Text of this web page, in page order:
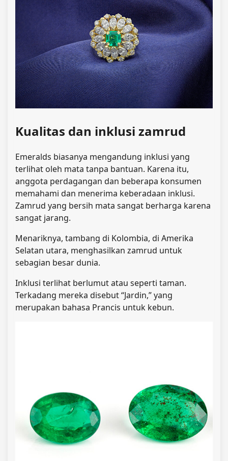
Kualitas dan inklusi zamrud
Emeralds biasanya mengandung inklusi yang
terlihat oleh mata tanpa bantuan. Karena itu,
anggota perdagangan dan beberapa konsumen
memahami dan menerima keberadaan inklusi.
Zamrud yang bersih mata sangat berharga karena
sangat jarang.
Menariknya, tambang di Kolombia, di Amerika
Selatan utara, menghasilkan zamrud untuk
sebagian besar dunia.
Inklusi terlihat berlumut atau seperti taman.
Terkadang mereka disebut “Jardin,” yang
merupakan bahasa Prancis untuk kebun.